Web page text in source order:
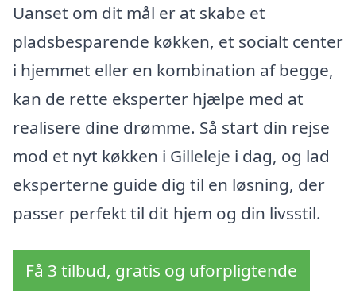
Uanset om dit mål er at skabe et
pladsbesparende køkken, et socialt center
i hjemmet eller en kombination af begge,
kan de rette eksperter hjælpe med at
realisere dine drømme. Så start din rejse
mod et nyt køkken i Gilleleje i dag, og lad
eksperterne guide dig til en løsning, der
passer perfekt til dit hjem og din livsstil.
Få 3 tilbud, gratis og uforpligtende